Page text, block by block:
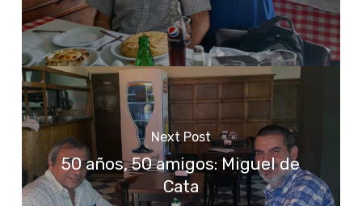
Next Post
50 años, 50 amigos: Miguel de
Cata